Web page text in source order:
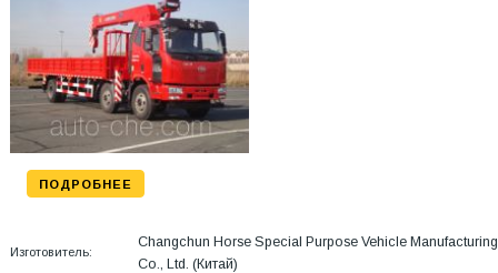
ПОДРОБНЕЕ
Изготовитель:
Changchun Horse Special Purpose Vehicle Manufacturing
Co., Ltd. (Китай)